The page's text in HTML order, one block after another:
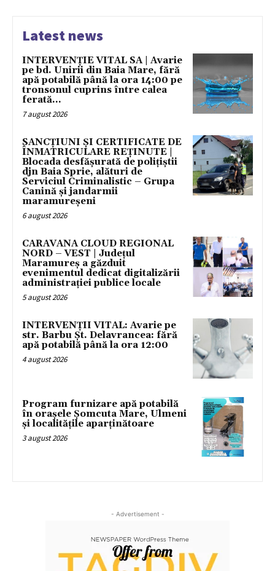
Latest news
INTERVENȚIE VITAL SA | Avarie
pe bd. Unirii din Baia Mare, fără
apă potabilă până la ora 14:00 pe
tronsonul cuprins între calea
ferată...
7 august 2026
SANCȚIUNI ȘI CERTIFICATE DE
ÎNMATRICULARE REȚINUTE |
Blocada desfășurată de polițiștii
djn Baia Sprie, alături de
Serviciul Criminalistic – Grupa
Canină și jandarmii
maramureșeni
6 august 2026
CARAVANA CLOUD REGIONAL
NORD – VEST | Județul
Maramureș a găzduit
evenimentul dedicat digitalizării
administrației publice locale
5 august 2026
INTERVENȚII VITAL: Avarie pe
str. Barbu Șt. Delavrancea: fără
apă potabilă până la ora 12:00
4 august 2026
Program furnizare apă potabilă
în orașele Șomcuta Mare, Ulmeni
și localitățile aparținătoare
3 august 2026
- Advertisement -